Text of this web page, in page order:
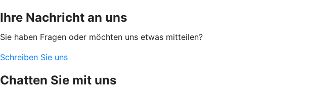
Ihre Nachricht an uns
Sie haben Fragen oder möchten uns etwas mitteilen?
Schreiben Sie uns
Chatten Sie mit uns